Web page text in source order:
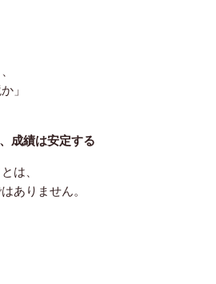
」
成績は安定する
は、
ありません。